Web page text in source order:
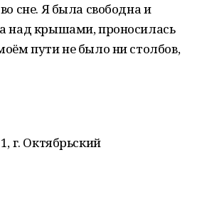
сне. Я была свободна и
над крышами, проносилась
пути не было ни столбов,
г. Октябрьский